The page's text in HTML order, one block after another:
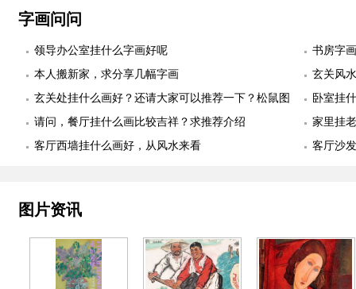
字画问问
领导办公室挂什么字画好呢
书房字
本人搬新家，求分享几幅字画
玄关风
玄关处挂什么画好？还请大家可以推荐一下？松鼠图
适合么？
卧室挂
幅
请问，餐厅挂什么画比较吉祥？求推荐介绍
家里挂
客厅西墙挂什么画好，从风水来看
客厅沙
图片资讯